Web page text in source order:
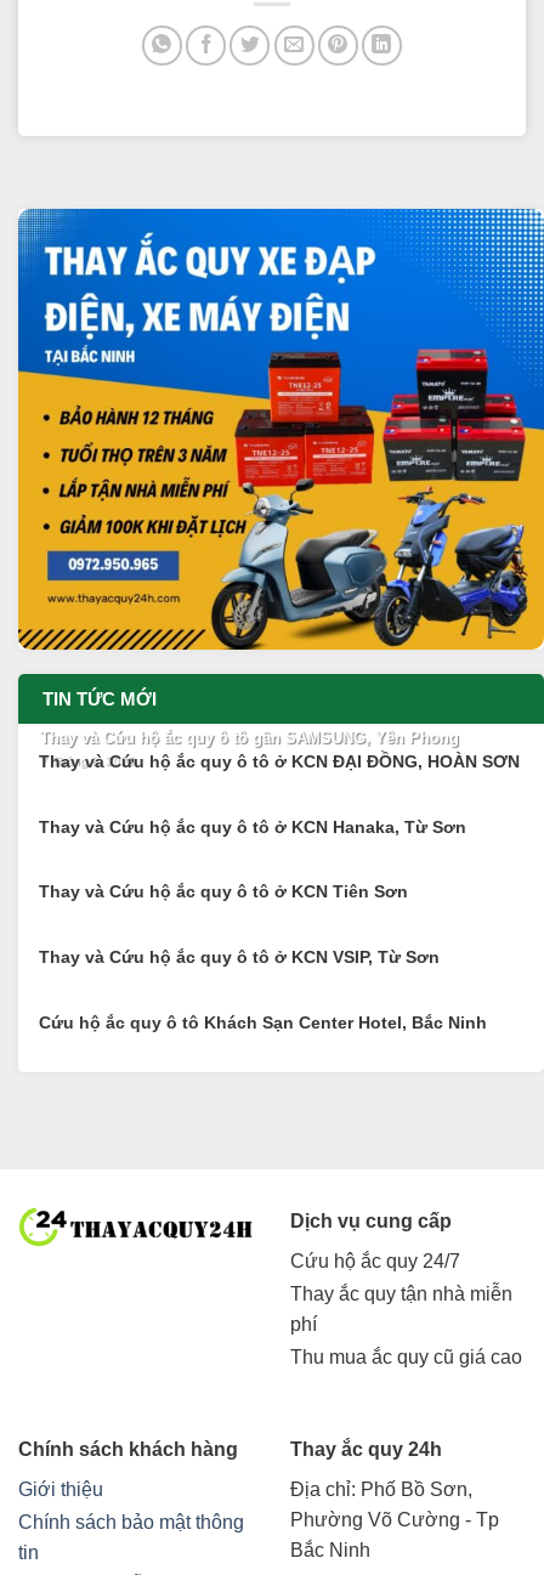
TIN TỨC MỚI
Thay và Cứu hộ ắc quy ô tô gần SAMSUNG, Yên Phong
7 Tháng 8, 2026
Thay và Cứu hộ ắc quy ô tô ở KCN ĐẠI ĐỒNG, HOÀN SƠN
Thay và Cứu hộ ắc quy ô tô ở KCN Hanaka, Từ Sơn
Thay và Cứu hộ ắc quy ô tô ở KCN Tiên Sơn
Thay và Cứu hộ ắc quy ô tô ở KCN VSIP, Từ Sơn
Cứu hộ ắc quy ô tô Khách Sạn Center Hotel, Bắc Ninh
Dịch vụ cung cấp
Cứu hộ ắc quy 24/7
Thay ắc quy tận nhà miễn
phí
Thu mua ắc quy cũ giá cao
Chính sách khách hàng
Giới thiệu
Chính sách bảo mật thông
tin
Thay ắc quy 24h
Địa chỉ: Phố Bồ Sơn,
Phường Võ Cường - Tp
Bắc Ninh